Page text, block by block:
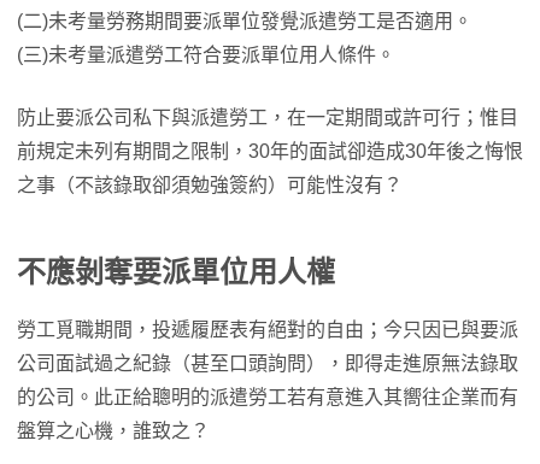
(二)未考量勞務期間要派單位發覺派遣勞工是否適用。
(三)未考量派遣勞工符合要派單位用人條件。
防止要派公司私下與派遣勞工，在一定期間或許可行；惟目
前規定未列有期間之限制，30年的面試卻造成30年後之悔恨
之事（不該錄取卻須勉強簽約）可能性沒有？
不應剝奪要派單位用人權
勞工覓職期間，投遞履歷表有絕對的自由；今只因已與要派
公司面試過之紀錄（甚至口頭詢問），即得走進原無法錄取
的公司。此正給聰明的派遣勞工若有意進入其嚮往企業而有
盤算之心機，誰致之？